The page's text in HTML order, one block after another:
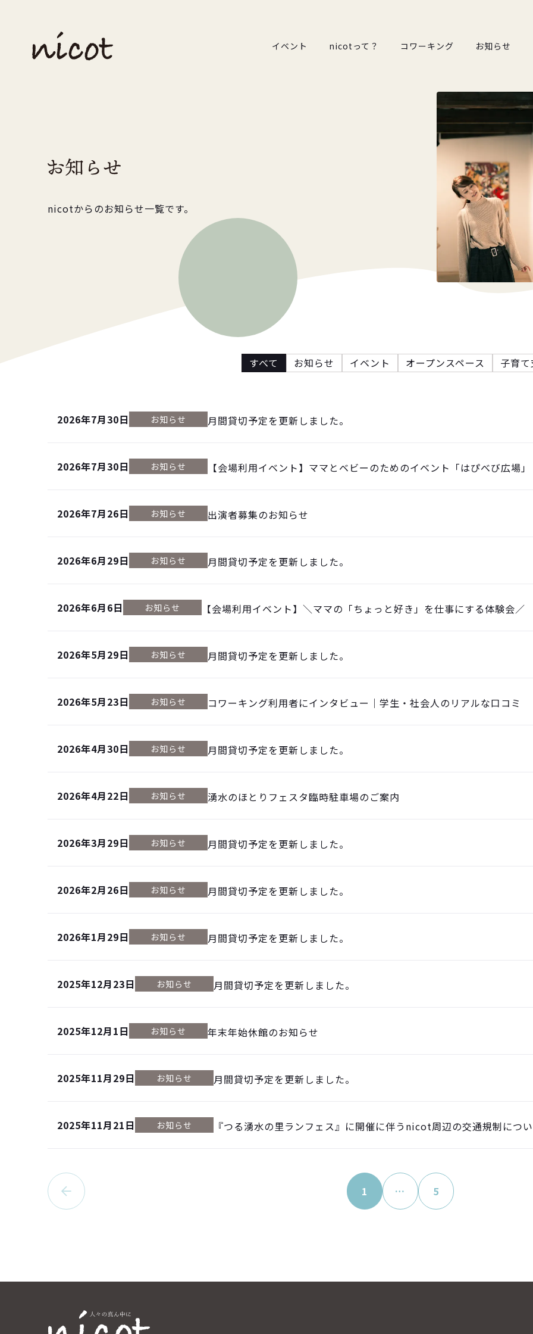
イベント nicotって？ コワーキング お知らせ
nicotからのお知らせ一覧です。
すべて お知らせ イベント オープンスペース 子育
2026年7月30日 お知らせ 月間貸切予定を更新しました。
2026年7月30日 お知らせ 【会場利用イベント】ママとベビーのためのイベント「はぴべび広場」
2026年7月26日 お知らせ 出演者募集のお知らせ
2026年6月29日 お知らせ 月間貸切予定を更新しました。
2026年6月6日 お知らせ 【会場利用イベント】＼ママの「ちょっと好き」を仕事にする体験会／
2026年5月29日 お知らせ 月間貸切予定を更新しました。
2026年5月23日 お知らせ コワーキング利用者にインタビュー｜学生・社会人のリアルな口コミ
2026年4月30日 お知らせ 月間貸切予定を更新しました。
2026年4月22日 お知らせ 湧水のほとりフェスタ臨時駐車場のご案内
2026年3月29日 お知らせ 月間貸切予定を更新しました。
2026年2月26日 お知らせ 月間貸切予定を更新しました。
2026年1月29日 お知らせ 月間貸切予定を更新しました。
2025年12月23日 お知らせ 月間貸切予定を更新しました。
2025年12月1日 お知らせ 年末年始休館のお知らせ
2025年11月29日 お知らせ 月間貸切予定を更新しました。
2025年11月21日 お知らせ 『つる湧水の里ランフェス』に開催に伴うnicot周辺の交通規制につ
1 … 5